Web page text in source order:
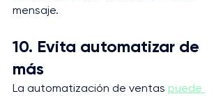
mensaje.
10. Evita automatizar de
más
La automatización de ventas puede